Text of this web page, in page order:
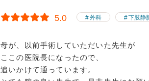
5.0 外科 下肢静
母が、以前手術していただいた先生が
ここの医院長になったので、
追いかけて通っています。